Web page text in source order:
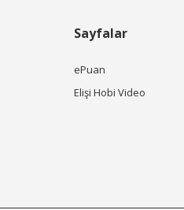
Sayfalar
ePuan
Elişi Hobi Video